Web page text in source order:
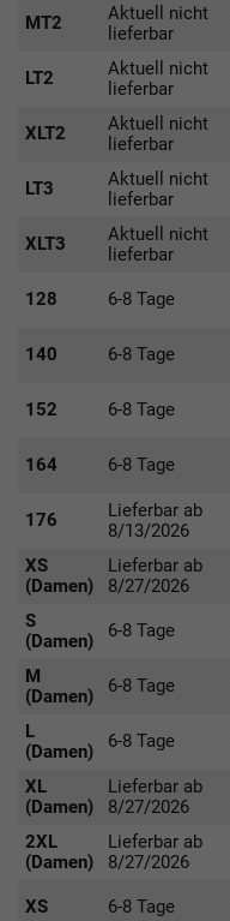
MT2
Aktuell nicht
lieferbar
LT2
Aktuell nicht
lieferbar
XLT2
Aktuell nicht
lieferbar
LT3
Aktuell nicht
lieferbar
XLT3
Aktuell nicht
lieferbar
128 6-8 Tage
140 6-8 Tage
152 6-8 Tage
164 6-8 Tage
176
Lieferbar ab
8/13/2026
XS
(Damen)
Lieferbar ab
8/27/2026
S
(Damen)
6-8 Tage
M
(Damen)
6-8 Tage
L
(Damen)
6-8 Tage
XL
(Damen)
Lieferbar ab
8/27/2026
2XL
(Damen)
Lieferbar ab
8/27/2026
XS 6-8 Tage